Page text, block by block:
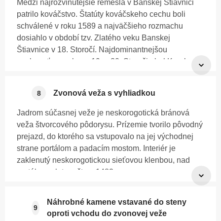
polychrómované kartuše s erbami – erb Banského
eráru, cisársky habsburský a Lotrinsko – toskánsky
erb a erb mesta Banská Štiavnica, na ktorom sú
zobrazené dve jašterice. Mestský erb vznikol na
základe povesti, ktorá opisuje pastiera pasúceho
stádo a vidiaceho spod kameňa vyliezť dve jašterice.
kameňa našiel zlato a striebro.
GPS: 48.27335, 18.53284
GPS: 48.27335, 18.53284
Medzi najrozvinutejšie remeslá v Banskej Štiavnici
patrilo kováčstvo. Štatúty kováčskeho cechu boli
schválené v roku 1589 a najväčšieho rozmachu
dosiahlo v období tzv. Zlatého veku Banskej
Štiavnice v 18. Storočí. Najdominantnejšou
osobnosťou prelomu 19. a 20. Storočia bol Karol
Baníckej akadémie, vstupné brány do cintorínov,
náhrobné kríže, mrežové brány domov).
Expozícia sa nachádza na troch poschodiach
Severnej veže (kováčsky mech z 18. storočia,
zámočnícke výrobky, okenné mreže, vývesné štíty,
banské závesné váhy, lampy, svietniky, nástrešníky,
kované a liatinové kríže z obdobia 18. – 20. storočia.
Pozoruhodný je napr. náhrobník pseudogotického
tvaru s 5 liatinovými stĺpikmi Františka Schillingera,
8 Zvonová veža s vyhliadkou
Jadrom súčasnej veže je neskorogotická bránová
veža štvorcového pôdorysu. Prízemie tvorilo pôvodný
prejazd, do ktorého sa vstupovalo na jej východnej
strane portálom a padacím mostom. Interiér je
zaklenutý neskorogotickou sieťovou klenbou, nad
portálom s letopočtom 1482.
portálmi prvého poschodia vysekané v hrúbke múra
neskorogotickej západnej steny veže schodisko.
9
Náhrobné kamene vstavané do steny
oproti vchodu do zvonovej veže